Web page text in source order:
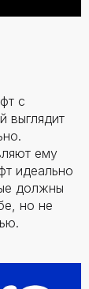
с
выглядит
ему
идеально
должны
но не